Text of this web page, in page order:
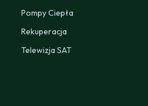
Pompy Ciepła
Rekuperacja
Telewizja SAT